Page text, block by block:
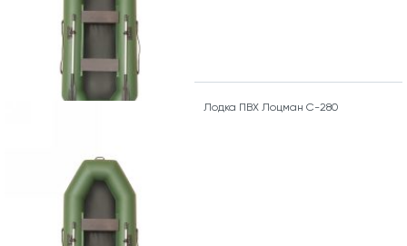
Лодка ПВХ Лоцман С-280